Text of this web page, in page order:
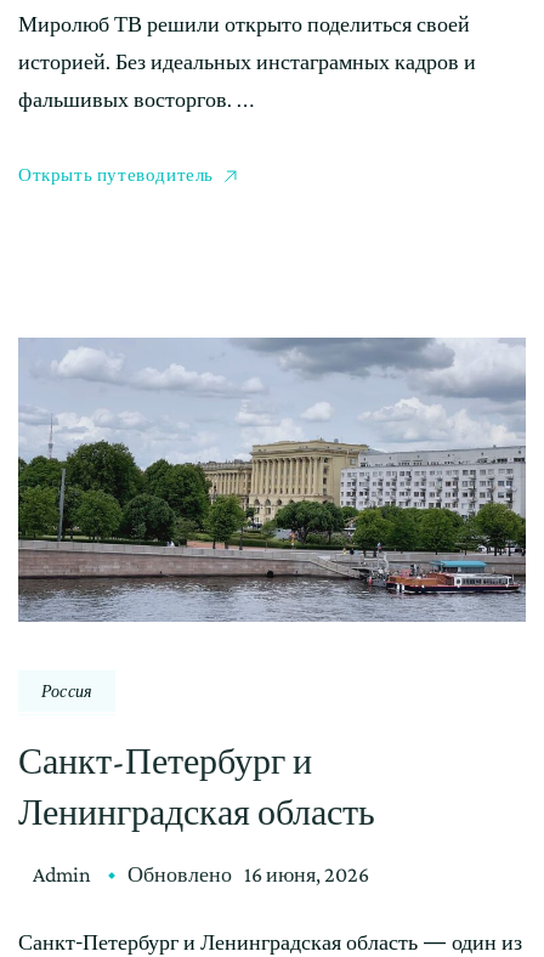
Миролюб ТВ решили открыто поделиться своей
историей. Без идеальных инстаграмных кадров и
фальшивых восторгов. …
Открыть путеводитель
Россия
Санкт-Петербург и
Ленинградская область
Admin Обновлено 16 июня, 2026
Санкт-Петербург и Ленинградская область — один из